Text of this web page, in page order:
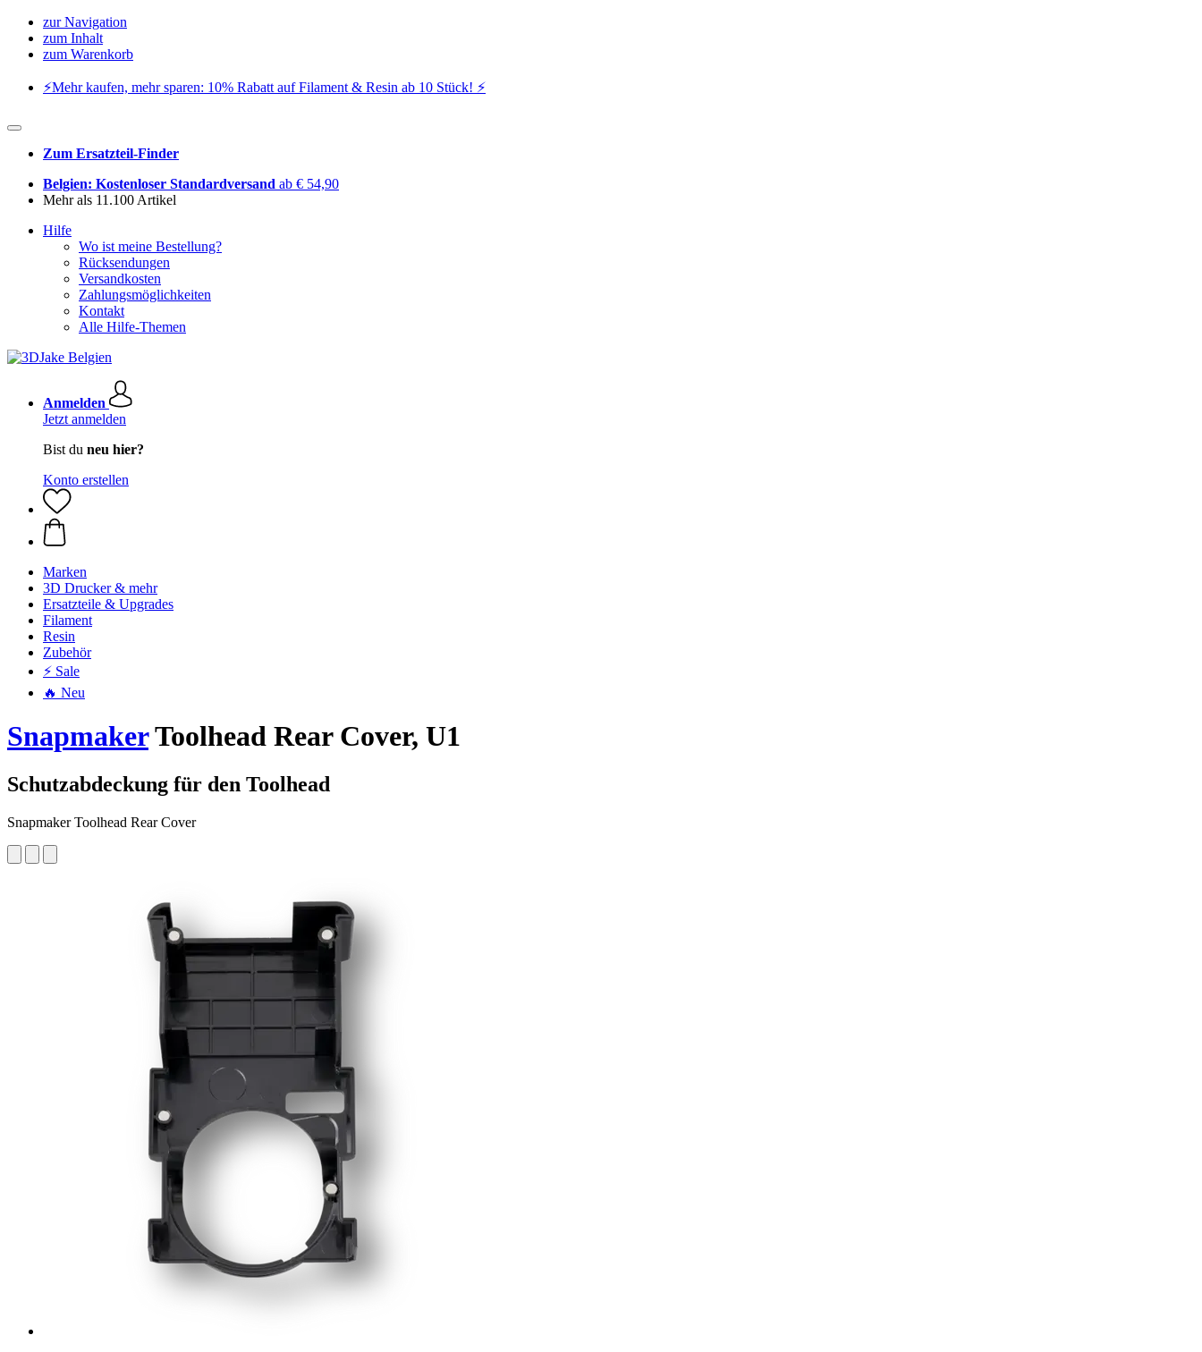
zur Navigation
zum Inhalt
zum Warenkorb
⚡️Mehr kaufen, mehr sparen: 10% Rabatt auf Filament & Resin ab 10 Stück! ⚡️
Zum Ersatzteil-Finder
Belgien: Kostenloser Standardversand ab € 54,90
Mehr als 11.100 Artikel
Hilfe
Wo ist meine Bestellung?
Rücksendungen
Versandkosten
Zahlungsmöglichkeiten
Kontakt
Alle Hilfe-Themen
Anmelden
Jetzt anmelden
Bist du neu hier?
Konto erstellen
Marken
3D Drucker & mehr
Ersatzteile & Upgrades
Filament
Resin
Zubehör
⚡ Sale
🔥 Neu
SnapmakerToolhead Rear Cover, U1
Schutzabdeckung für den Toolhead
Snapmaker Toolhead Rear Cover